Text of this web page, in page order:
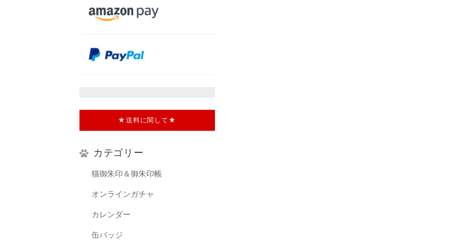
★送料に関して★
カテゴリー
猫御朱印＆御朱印帳
オンラインガチャ
カレンダー
缶バッジ